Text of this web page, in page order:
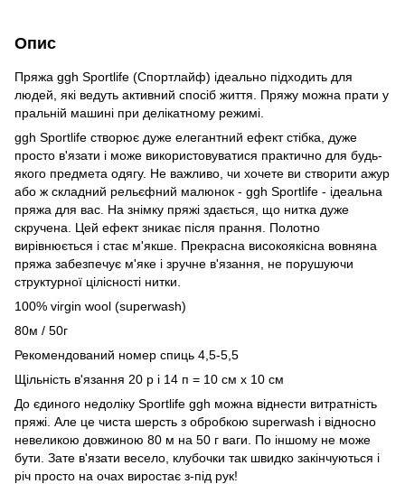
Опис
Пряжа ggh Sportlife (Спортлайф) ідеально підходить для
людей, які ведуть активний спосіб життя. Пряжу можна прати у
пральній машині при делікатному режимі.
ggh Sportlife створює дуже елегантний ефект стібка, дуже
просто в'язати і може використовуватися практично для будь-
якого предмета одягу. Не важливо, чи хочете ви створити ажур
або ж складний рельєфний малюнок - ggh Sportlife - ідеальна
пряжа для вас. На знімку пряжі здається, що нитка дуже
скручена. Цей ефект зникає після прання. Полотно
вирівнюється і стає м'якше. Прекрасна високоякісна вовняна
пряжа забезпечує м'яке і зручне в'язання, не порушуючи
структурної цілісності нитки.
100% virgin wool (superwash)
80м / 50г
Рекомендований номер спиць 4,5-5,5
Щільність в'язання 20 р і 14 п = 10 см х 10 см
До єдиного недоліку Sportlife ggh можна віднести витратність
пряжі. Але це чиста шерсть з обробкою superwash і відносно
невеликою довжиною 80 м на 50 г ваги. По іншому не може
бути. Зате в'язати весело, клубочки так швидко закінчуються і
річ просто на очах виростає з-під рук!